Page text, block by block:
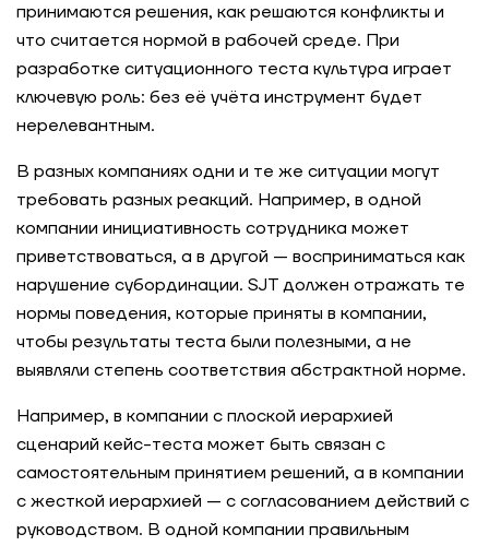
принимаются решения, как решаются конфликты и
что считается нормой в рабочей среде. При
разработке ситуационного теста культура играет
ключевую роль: без её учёта инструмент будет
нерелевантным.
В разных компаниях одни и те же ситуации могут
требовать разных реакций. Например, в одной
компании инициативность сотрудника может
приветствоваться, а в другой — восприниматься как
нарушение субординации. SJT должен отражать те
нормы поведения, которые приняты в компании,
чтобы результаты теста были полезными, а не
выявляли степень соответствия абстрактной норме.
Например, в компании с плоской иерархией
сценарий кейс-теста может быть связан с
самостоятельным принятием решений, а в компании
с жесткой иерархией — с согласованием действий с
руководством. В одной компании правильным